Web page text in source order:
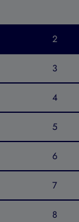
2
3
4
5
6
7
8